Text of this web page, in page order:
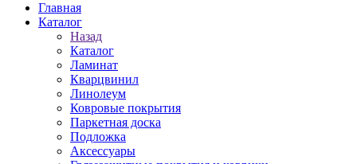
Главная
Каталог
Назад
Каталог
Ламинат
Кварцвинил
Линолеум
Ковровые покрытия
Паркетная доска
Подложка
Аксессуары